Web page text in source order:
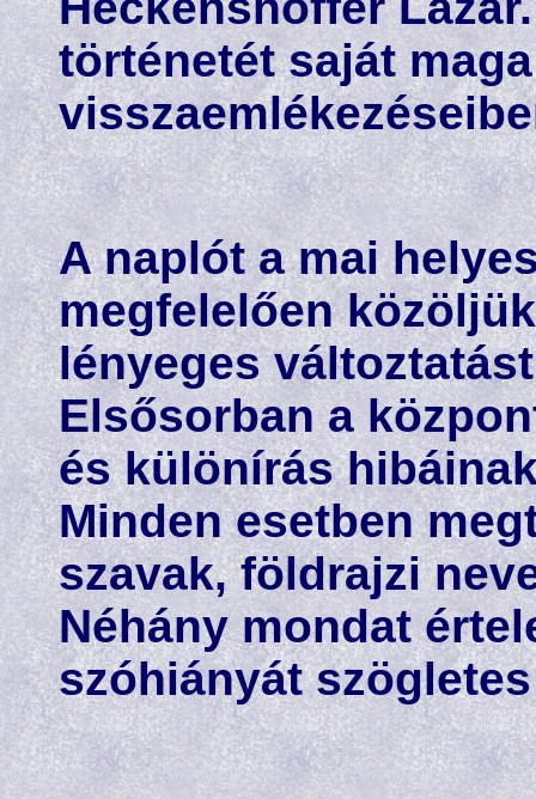
történetét saját
A naplót a mai
megfelelően
lényeges
Elsősorban a
és különírás
Minden esetben
szavak, földrajzi
Néhány mondat
szóhiányát